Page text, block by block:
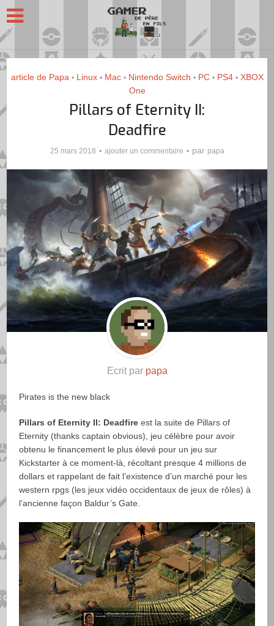
article de Papa • Linux • Mac • Nintendo Switch • PC • PS4 • XBOX
One
Pillars of Eternity II:
Deadfire
25 mars 2018 ajouter un commentaire par papa
Ecrit par papa
Pirates is the new black
Pillars of Eternity II: Deadfire est la suite de Pillars of
Eternity (thanks captain obvious), jeu célèbre pour avoir
obtenu le financement le plus élevé pour un jeu sur
Kickstarter à ce moment-là, récoltant presque 4 millions de
dollars et rappelant de fait l’existence d’un marché pour les
western rpgs (les jeux vidéo occidentaux de jeux de rôles) à
l’ancienne façon Baldur’s Gate.